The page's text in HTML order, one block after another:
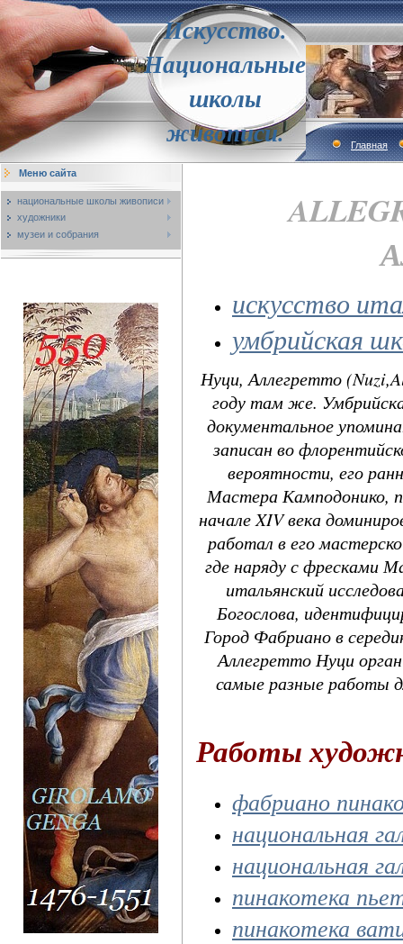
Искусство.
Национальные
школы
живописи.
Главная
Меню сайта
национальные школы живописи
художники
музеи и собрания
искусство
умбрийская
Нуци, Аллегретто
году там же.
документальное
записан во
вероятности, его
Мастера Камподонико,
начале XIV века
работал в его
где наряду с фресками
итальянский
Богослова,
Город Фабриано в
Аллегретто Нуци
самые разные работы
Работы
фабриано
национальная
национальная
пинакотека
пинакотека